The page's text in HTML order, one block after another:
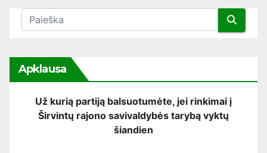
Apklausa
Už kurią partiją balsuotumėte, jei rinkimai į
Širvintų rajono savivaldybės tarybą vyktų
šiandien